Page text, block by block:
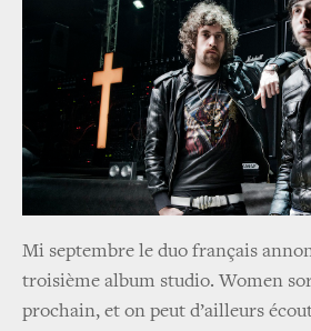
Mi septembre le duo français
troisième album studio. Women
prochain, et on peut d’ailleurs